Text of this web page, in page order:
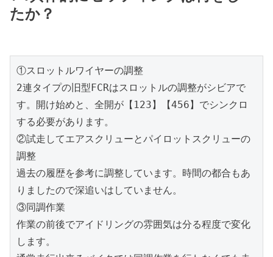
たか？
①スロットルワイヤーの調整
2連タイプの旧型FCRはスロットルの調整がシビアで
す。開け始めと、全開が【123】【456】でシンクロ
する必要があります。
②試走してエアスクリューとパイロットスクリューの
調整
過去の履歴を参考に調整しています。時間の都合もあ
りましたので深追いはしていません。
③同調作業
作業の前後でアイドリングの雰囲気は分る程度で変化
します。